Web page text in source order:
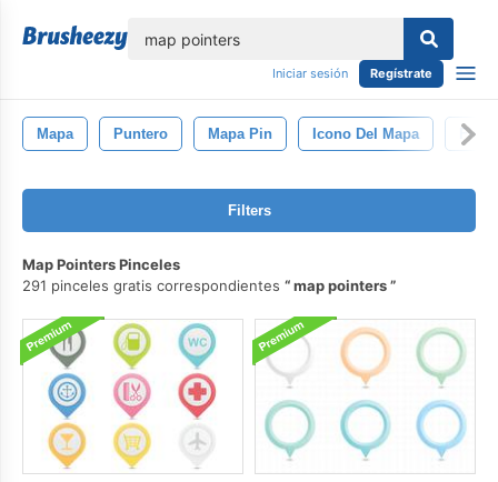
Iniciar sesión Regístrate
Mapa Puntero Mapa Pin Icono Del Mapa
Filters
Map Pointers Pinceles
291 pinceles gratis correspondientes
map pointers